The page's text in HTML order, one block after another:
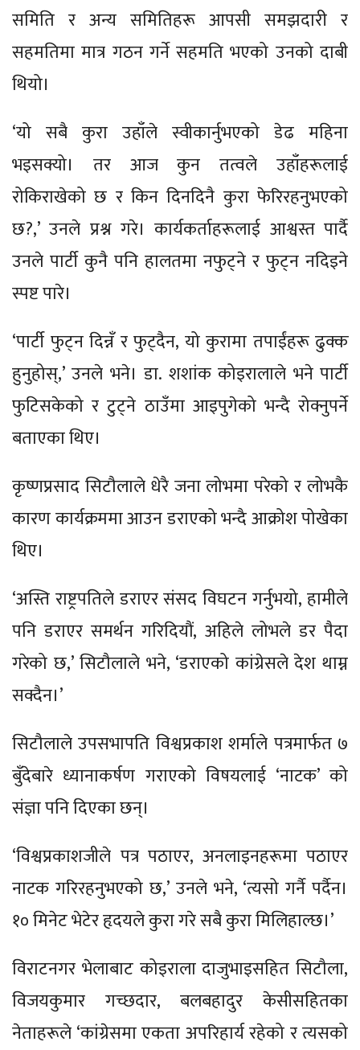
समिति र अन्य समितिहरू आपसी समझदारी र
सहमतिमा मात्र गठन गर्ने सहमति भएको उनको दाबी
थियो।
‘यो सबै कुरा उहाँले स्वीकार्नुभएको डेढ महिना
भइसक्यो। तर आज कुन तत्वले उहाँहरूलाई
रोकिराखेको छ र किन दिनदिनै कुरा फेरिरहनुभएको
छ?,’ उनले प्रश्न गरे। कार्यकर्ताहरूलाई आश्वस्त पार्दै
उनले पार्टी कुनै पनि हालतमा नफुट्ने र फुट्न नदिइने
स्पष्ट पारे।
‘पार्टी फुट्न दिन्नँ र फुट्दैन, यो कुरामा तपाईंहरू ढुक्क
हुनुहोस्,’ उनले भने। डा. शशांक कोइरालाले भने पार्टी
फुटिसकेको र टुट्ने ठाउँमा आइपुगेको भन्दै रोक्नुपर्ने
बताएका थिए।
कृष्णप्रसाद सिटौलाले धेरै जना लोभमा परेको र लोभकै
कारण कार्यक्रममा आउन डराएको भन्दै आक्रोश पोखेका
थिए।
‘अस्ति राष्ट्रपतिले डराएर संसद विघटन गर्नुभयो, हामीले
पनि डराएर समर्थन गरिदियौं, अहिले लोभले डर पैदा
गरेको छ,’ सिटौलाले भने, ‘डराएको कांग्रेसले देश थाम्न
सक्दैन।’
सिटौलाले उपसभापति विश्वप्रकाश शर्माले पत्रमार्फत ७
बुँदेबारे ध्यानाकर्षण गराएको विषयलाई ‘नाटक’ को
संज्ञा पनि दिएका छन्।
‘विश्वप्रकाशजीले पत्र पठाएर, अनलाइनहरूमा पठाएर
नाटक गरिरहनुभएको छ,’ उनले भने, ‘त्यसो गर्नै पर्दैन।
१० मिनेट भेटेर हृदयले कुरा गरे सबै कुरा मिलिहाल्छ।’
विराटनगर भेलाबाट कोइराला दाजुभाइसहित सिटौला,
विजयकुमार गच्छदार, बलबहादुर केसीसहितका
नेताहरूले ‘कांग्रेसमा एकता अपरिहार्य रहेको र त्यसको